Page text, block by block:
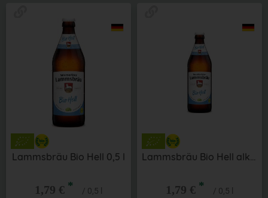
Lammsbräu Bio Hell 0,5 l
1,79 € * / 0,5 l
Lammsbräu Bio Hell alkoholfrei 0,5 l
1,79 € * / 0,5 l